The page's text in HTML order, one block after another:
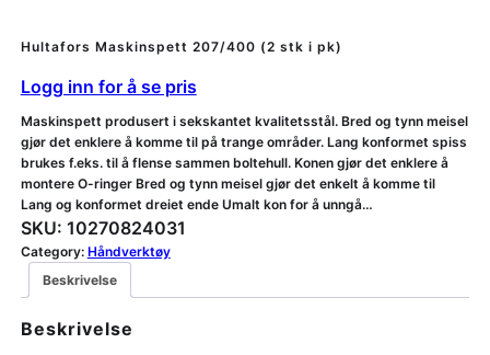
Hultafors Maskinspett 207/400 (2 stk i pk)
Logg inn for å se pris
Maskinspett produsert i sekskantet kvalitetsstål. Bred og tynn meisel
gjør det enklere å komme til på trange områder. Lang konformet spiss
brukes f.eks. til å flense sammen boltehull. Konen gjør det enklere å
montere O-ringer Bred og tynn meisel gjør det enkelt å komme til
Lang og konformet dreiet ende Umalt kon for å unngå…
SKU: 10270824031
Category: Håndverktøy
Beskrivelse
Beskrivelse